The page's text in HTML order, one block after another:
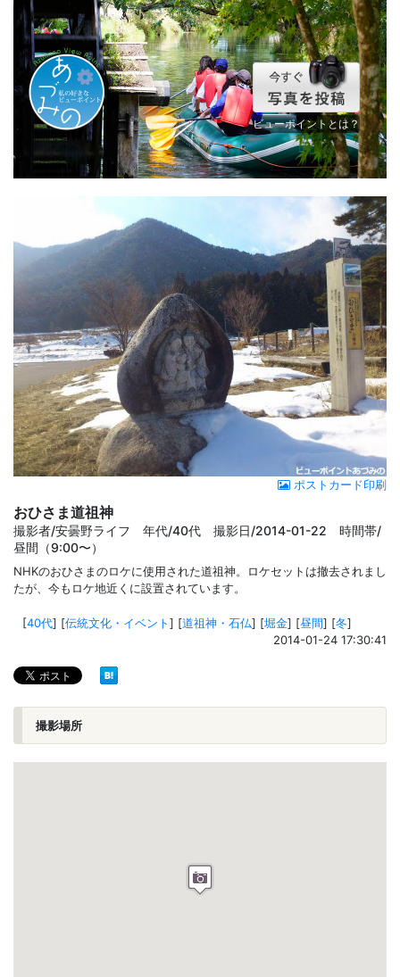
ビューポイントとは？
ポストカード印刷
おひさま道祖神
撮影者/安曇野ライフ 年代/40代 撮影日/2014-01-22 時間帯/
昼間（9:00〜）
NHKのおひさまのロケに使用された道祖神。ロケセットは撤去されまし
たが、今もロケ地近くに設置されています。
[40代] [伝統文化・イベント] [道祖神・石仏] [堀金] [昼間] [冬]
2014-01-24 17:30:41
撮影場所